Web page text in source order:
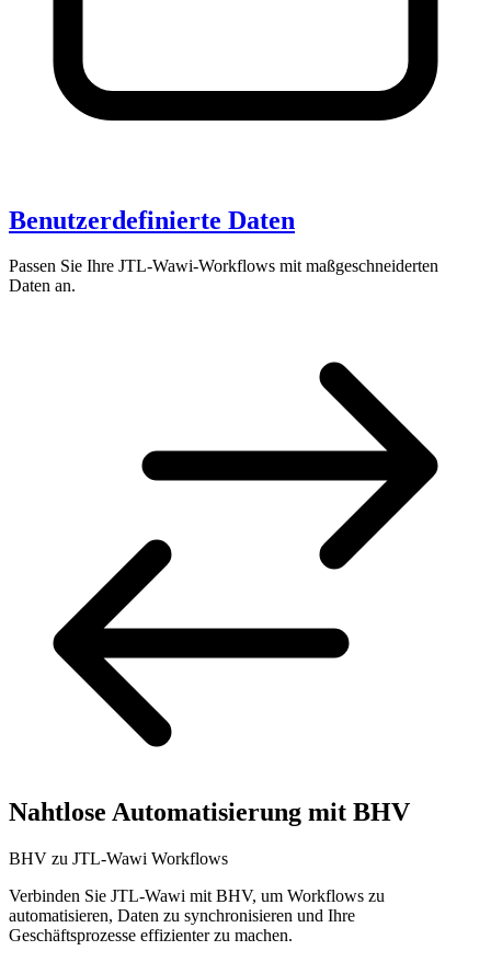
Benutzerdefinierte Daten
Passen Sie Ihre JTL-Wawi-Workflows mit maßgeschneiderten
Daten an.
Nahtlose Automatisierung mit BHV
BHV zu JTL-Wawi Workflows
Verbinden Sie JTL-Wawi mit BHV, um Workflows zu
automatisieren, Daten zu synchronisieren und Ihre
Geschäftsprozesse effizienter zu machen.